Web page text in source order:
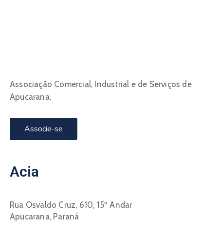
Associação Comercial, Industrial e de Serviços de
Apucarana.
Associe-se
Acia
Rua Osvaldo Cruz, 610, 15º Andar
Apucarana, Paraná